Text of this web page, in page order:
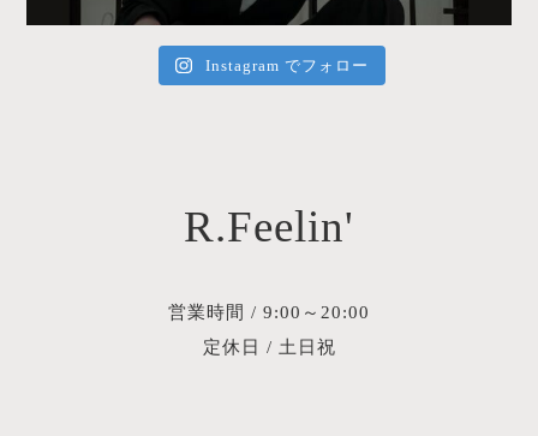
R.Feelin'
営業時間 / 9:00～20:00
定休日 / 土日祝
Instagram でフォロー